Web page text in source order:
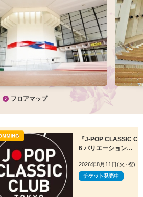
フロアマップ
『J-POP CLASSIC CLUB TOKYO202
6 バリエーション…
2026年8月11日(火･祝)
チケット発売中